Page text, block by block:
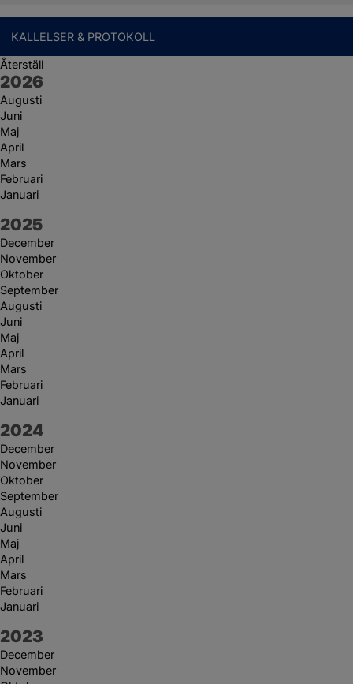
KALLELSER & PROTOKOLL
Återställ
År:
2026
Augusti
Juni
Maj
April
Mars
Februari
Januari
År:
2025
December
November
Oktober
September
Augusti
Juni
Maj
April
Mars
Februari
Januari
År:
2024
December
November
Oktober
September
Augusti
Juni
Maj
April
Mars
Februari
Januari
År:
2023
December
November